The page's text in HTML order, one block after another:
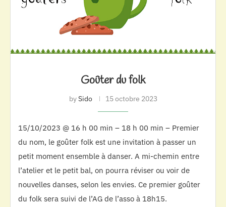
Goûter du folk
bySido 15 octobre 2023
15/10/2023 @ 16 h 00 min – 18 h 00 min – Premier
du nom, le goûter folk est une invitation à passer un
petit moment ensemble à danser. A mi-chemin entre
l’atelier et le petit bal, on pourra réviser ou voir de
nouvelles danses, selon les envies. Ce premier goûter
du folk sera suivi de l’AG de l’asso à 18h15.